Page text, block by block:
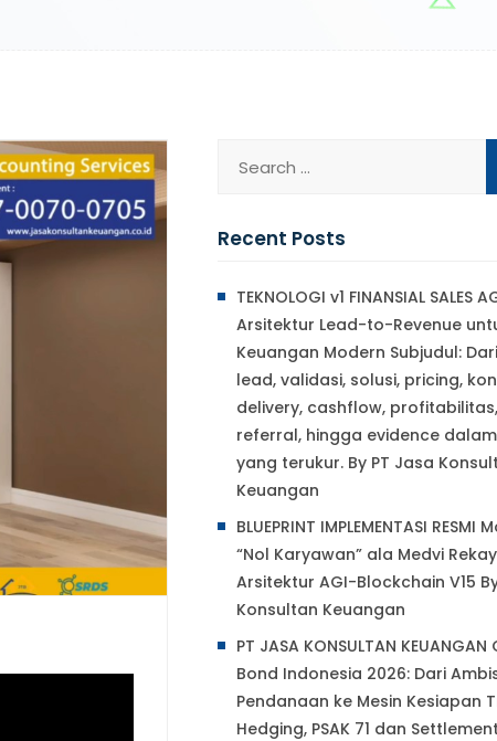
Recent Posts
TEKNOLOGI v1 FINANSIAL SALES
Arsitektur Lead-to-Revenue
Keuangan Modern Subjudul:
lead, validasi, solusi, pricing,
delivery, cashflow,
referral, hingga evidence
yang terukur. By PT Jasa
Keuangan
BLUEPRINT IMPLEMENTASI RESMI
“Nol Karyawan” ala Medvi
Arsitektur AGI-Blockchain V15
Konsultan Keuangan
PT JASA KONSULTAN
Bond Indonesia 2026: Dari
Pendanaan ke Mesin Kesiapan
Hedging, PSAK 71 dan